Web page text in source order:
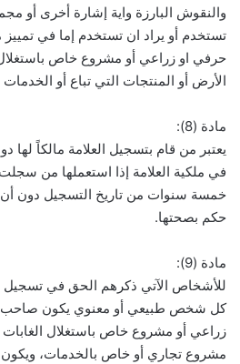
والنقوش البارزة واية إشارة أخرى أو
تستخدم أو يراد ان تستخدم إما في
حرفي او زراعي أو مشروع خاص
الأرض أو المنتجات التي تباع أو
مادة (8):
يعتبر من قام بتسجيل العلامة مالكاً لها
في ملكية العلامة إذا استعملها من
خمسة سنوات من تاريخ التسجيل دون أن
حكم بصحتها.
مادة (9):
للأشخاص الآتي ذكرهم الحق في تسجيل
كل شخص طبيعي أو معنوي يكون صاحب
زراعي أو مشروع خاص باستغلال
مشروع تجاري أو خاص بالخدمات،